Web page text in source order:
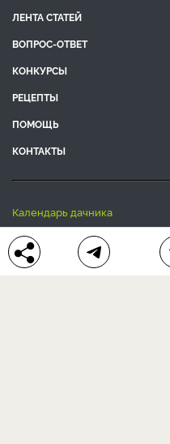
ЛЕНТА СТАТЕЙ
ВОПРОС-ОТВЕТ
КОНКУРСЫ
РЕЦЕПТЫ
ПОМОЩЬ
КОНТАКТЫ
календарь дачника
цветы и растения
хозяйственные дела